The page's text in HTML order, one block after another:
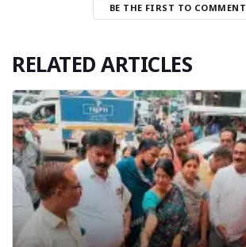
BE THE FIRST TO COMMENT
RELATED ARTICLES